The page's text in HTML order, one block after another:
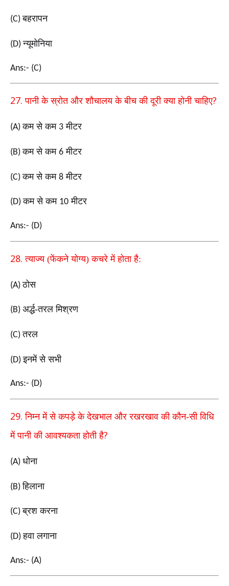
(C)बहरापन
(D)न्यूमोनिया
Ans:- (C)
27.पानी के स्रोत और शौचालय के बीच की दूरी क्या होनी चाहिए?
(A)कम से कम 3 मीटर
(B)कम से कम 6 मीटर
(C)कम से कम 8 मीटर
(D)कम से कम 10 मीटर
Ans:- (D)
28.त्याज्य (फेंकने योग्य) कचरे में होता है:
(A)ठोस
(B) अर्द्ध-तरल मिश्रण
(C)तरल
(D)इनमें से सभी
Ans:- (D)
29.निम्न में से कपड़े के देखभाल और रखरखाव की कौन-सी विधि
में पानी की आवश्यकता होती है?
(A) धोना
(B)हिलाना
(C)ब्रश करना
(D)हवा लगाना
Ans:- (A)